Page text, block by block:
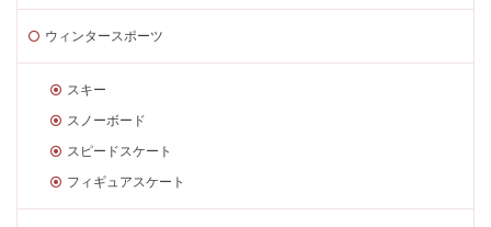
ウィンタースポーツ
スキー
スノーボード
スピードスケート
フィギュアスケート